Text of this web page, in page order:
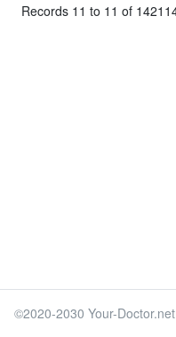
Records 11 to 11 of
©2020-2030 Your-Doctor.net